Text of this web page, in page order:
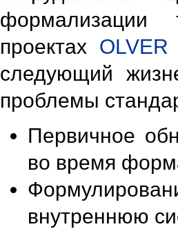
формализации
проектах OLVER
следующий
проблемы
Первичное
во время
внутреннюю